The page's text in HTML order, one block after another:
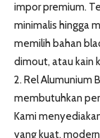
impor premium.
minimalis hingga
memilih bahan
dimout, atau kain
2. Rel Alumunium
membutuhkan
Kami
yang kuat,